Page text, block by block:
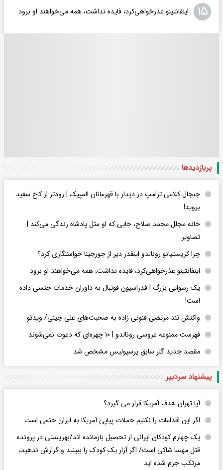
۱۵ اینفانتینو عذرخواهی‌کرد، فایده نداشت، همه می‌خواهند او برود
پربازدید‌ها
جنجال کلامی ترامپ در دیدار با قهرمانان المپیک | زودتر از کاخ سفید
بروید!
خانه مجلل محمد صلاح، جایی که او مثل پادشاه زندگی می‌کند |
تصاویر
چرا کریستیانو رونالدو اینقدر دیر از جورجینا خواستگاری کرد؟
اینفانتینو عذرخواهی‌کرد، فایده نداشت، همه می‌خواهند او برود
یک رسوایی بزرگ | فدراسیون فوتبال به داوران خدمات جنسی داده
است!
واکنش تند مرتضی فنونی زاده به صحبت‌های علی چینی/ ویدئو
فهرست ممنوعه عروسی رونالدو | ۱۰ چهره‌ای که دعوت نمی‌شوند
مقصد جدید گلر سابق پرسپولیس مشخص شد
پیشنهاد سردبیر
آیا تهران هدف آمریکا قرار می گیرد؟
اگر این اقدامات را نکنیم حملات پیاپی آمریکا به ایران حتمی است
یک چهارم کودکان ایرانی از تحصیل بازمانده اند/بهزیستی در پرونده
قتل مهسا شاکی است/ اگر آزار یک کودک را ببینید و گزارش ندهید،
مرتکب جرم شده اید